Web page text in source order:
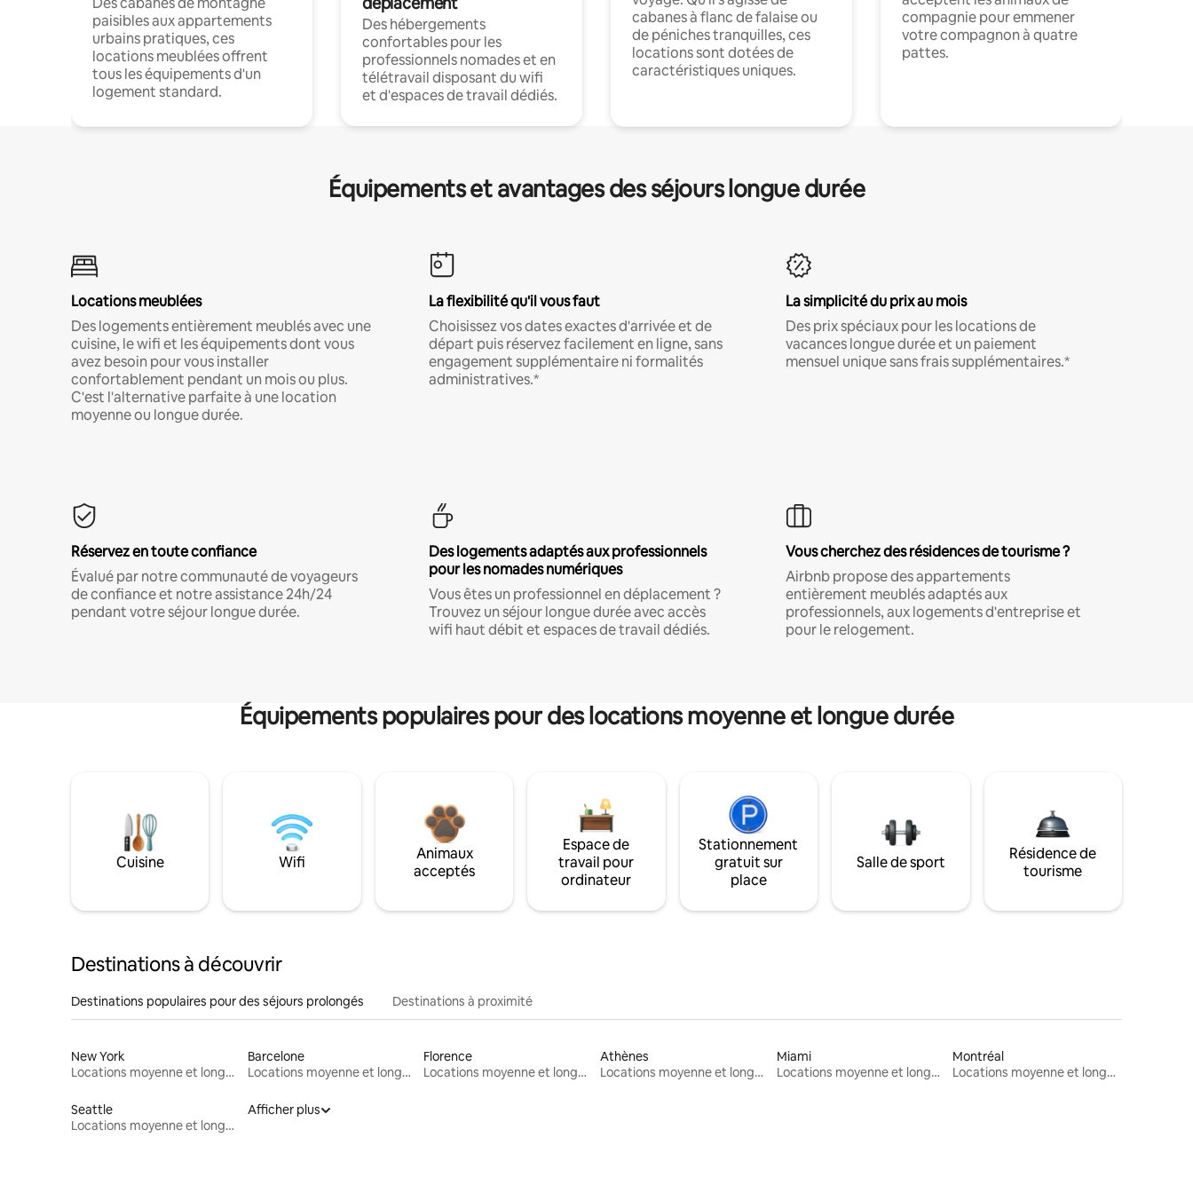
paisibles aux appartements
urbains pratiques, ces
locations meublées offrent
tous les équipements d'un
logement standard.
Des hébergements
confortables pour les
professionnels nomades et en
télétravail disposant du wifi
et d'espaces de travail dédiés.
cabanes à flanc de falaise ou
de péniches tranquilles, ces
locations sont dotées de
caractéristiques uniques.
compagnie pour emmener
votre compagnon à quatre
pattes.
Équipements et avantages des séjours longue durée
Locations meublées
Des logements entièrement meublés avec une
cuisine, le wifi et les équipements dont vous
avez besoin pour vous installer
confortablement pendant un mois ou plus.
C'est l'alternative parfaite à une location
moyenne ou longue durée.
La flexibilité qu'il vous faut
Choisissez vos dates exactes d'arrivée et de
départ puis réservez facilement en ligne, sans
engagement supplémentaire ni formalités
administratives.*
La simplicité du prix au mois
Des prix spéciaux pour les locations de
vacances longue durée et un paiement
mensuel unique sans frais supplémentaires.*
Réservez en toute confiance
Évalué par notre communauté de voyageurs
de confiance et notre assistance 24h/24
pendant votre séjour longue durée.
Des logements adaptés aux professionnels
pour les nomades numériques
Vous êtes un professionnel en déplacement ?
Trouvez un séjour longue durée avec accès
wifi haut débit et espaces de travail dédiés.
Vous cherchez des résidences de tourisme ?
Airbnb propose des appartements
entièrement meublés adaptés aux
professionnels, aux logements d'entreprise et
pour le relogement.
Équipements populaires pour des locations moyenne et longue durée
Cuisine Wifi
Animaux
acceptés
Espace de
travail pour
ordinateur
Stationnement
gratuit sur
place
Salle de sport
Résidence de
tourisme
Destinations à découvrir
Destinations populaires pour des séjours prolongés Destinations à proximité
New York
Locations moyenne et longue durée
Barcelone
Locations moyenne et longue durée
Florence
Locations moyenne et longue durée
Athènes
Locations moyenne et longue durée
Miami
Locations moyenne et longue durée
Montréal
Locations moyenne et longue durée
Seattle
Locations moyenne et longue durée
Afficher plus